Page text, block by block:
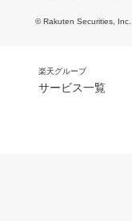
© Rakuten Securities, Inc.
楽天グループ
サービス一覧